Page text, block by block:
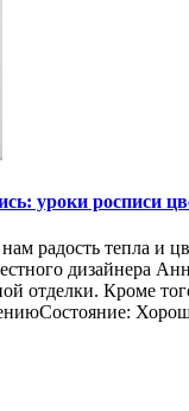
уроки росписи
радость тепла и
дизайнера
отделки. Кроме